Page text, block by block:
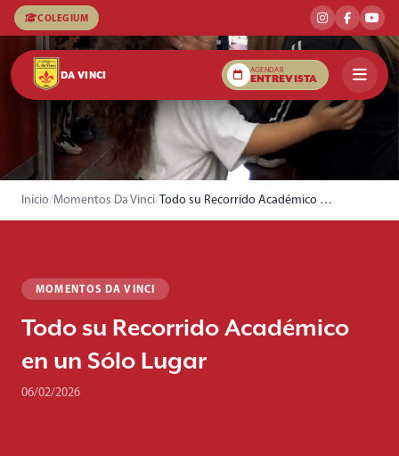
COLEGIUM
DA VINCI AGENDAR
ENTREVISTA
Inicio/Momentos Da Vinci/ Todo su Recorrido Académico en un Sólo Lugar
MOMENTOS DA VINCI
Todo su Recorrido Académico
en un Sólo Lugar
06/02/2026